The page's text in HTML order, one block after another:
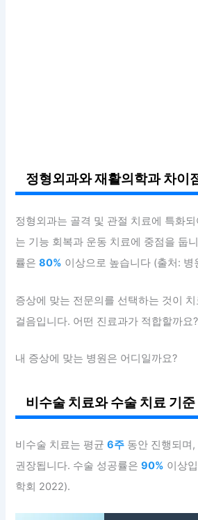
정형외과와 재활의학과 차이
정형외과는 골격 및 관절 치료에 특화
는 기능 회복과 운동 치료에 중점을 둡
률은80% 이상으로 높습니다 (출처:
증상에 맞는 전문의를 선택하는 것이
걸음입니다. 어떤 진료과가 적합할까요?
내 증상에 맞는 병원은 어디일까요?
비수술 치료와 수술 치료 기준
비수술 치료는 평균6주 동안 진행되며
권장됩니다. 수술 성공률은90% 이상
학회 2022).